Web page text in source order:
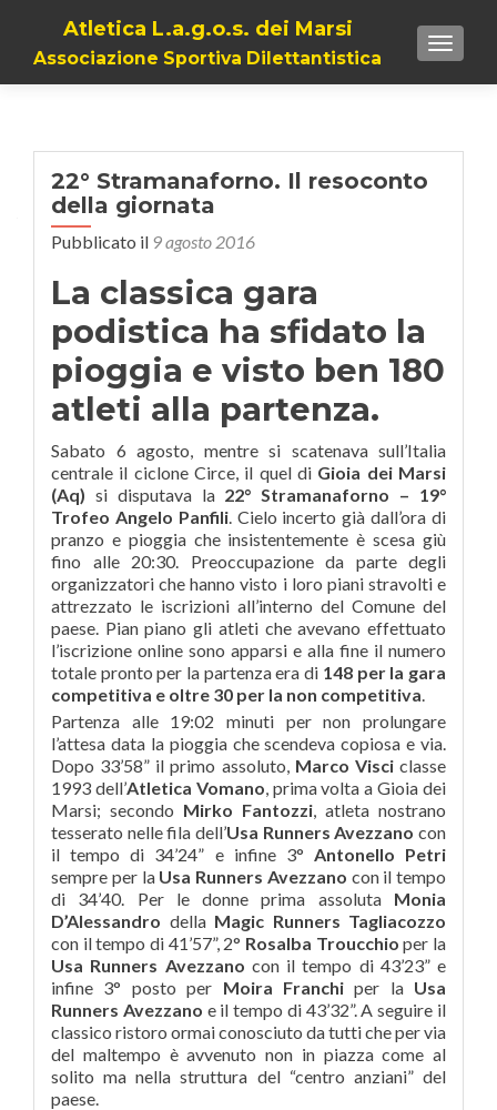
Atletica L.a.g.o.s. dei Marsi
Associazione Sportiva Dilettantistica
22° Stramanaforno. Il resoconto
della giornata
Pubblicato il 9 agosto 2016
La classica gara
podistica ha sfidato la
pioggia e visto ben 180
atleti alla partenza.
Sabato 6 agosto, mentre si scatenava sull’Italia
centrale il ciclone Circe, il quel di Gioia dei Marsi
(Aq) si disputava la 22° Stramanaforno – 19°
Trofeo Angelo Panfili. Cielo incerto già dall’ora di
pranzo e pioggia che insistentemente è scesa giù
fino alle 20:30. Preoccupazione da parte degli
organizzatori che hanno visto i loro piani stravolti e
attrezzato le iscrizioni all’interno del Comune del
paese. Pian piano gli atleti che avevano effettuato
l’iscrizione online sono apparsi e alla fine il numero
totale pronto per la partenza era di 148 per la gara
competitiva e oltre 30 per la non competitiva.
Partenza alle 19:02 minuti per non prolungare
l’attesa data la pioggia che scendeva copiosa e via.
Dopo 33’58” il primo assoluto, Marco Visciclasse
1993 dell’Atletica Vomano, prima volta a Gioia dei
Marsi; secondo Mirko Fantozzi, atleta nostrano
tesserato nelle fila dell’Usa Runners Avezzano con
il tempo di 34’24” e infine 3° Antonello Petri
sempre per la Usa Runners Avezzano con il tempo
di 34’40. Per le donne prima assolutaMonia
D’Alessandro della Magic Runners Tagliacozzo
con il tempo di 41’57”, 2° Rosalba Troucchio per la
Usa Runners Avezzano con il tempo di 43’23” e
infine 3° posto per Moira Franchiper la Usa
Runners Avezzano e il tempo di 43’32”. A seguire il
classico ristoro ormai conosciuto da tutti che per via
del maltempo è avvenuto non in piazza come al
solito ma nella struttura del “centro anziani” del
paese.